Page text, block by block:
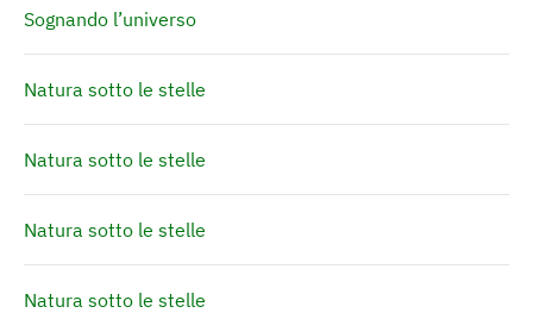
Sognando l’universo
Natura sotto le stelle
Natura sotto le stelle
Natura sotto le stelle
Natura sotto le stelle